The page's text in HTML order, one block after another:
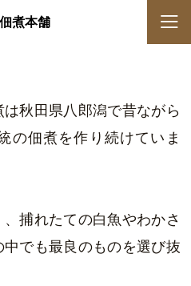
煮本舗
は秋田県八郎潟で昔ながら
の佃煮を作り続けていま
、捕れたての白魚やわかさ
中でも最良のものを選び抜